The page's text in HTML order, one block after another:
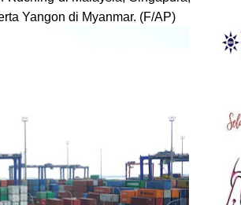
Yangon di Myanmar. (F/AP)